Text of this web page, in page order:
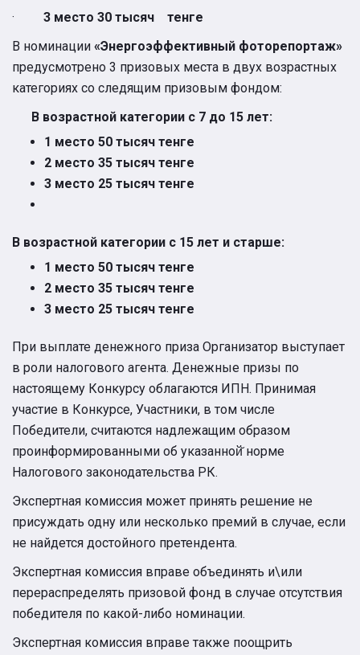
· 3 место 30 тысяч тенге
В номинации «Энергоэффективный фоторепортаж»
предусмотрено 3 призовых места в двух возрастных
категориях со следящим призовым фондом:
В возрастной категории с 7 до 15 лет:
1 место 50 тысяч тенге
2 место 35 тысяч тенге
3 место 25 тысяч тенге
В возрастной категории с 15 лет и старше:
1 место 50 тысяч тенге
2 место 35 тысяч тенге
3 место 25 тысяч тенге
При выплате денежного приза Организатор выступает
в роли налогового агента. Денежные призы по
настоящему Конкурсу облагаются ИПН. Принимая
участие в Конкурсе, Участники, в том числе
Победители, считаются надлежащим образом
проинформированными об указанной̆ норме
Налогового законодательства РК.
Экспертная комиссия может принять решение не
присуждать одну или несколько премий в случае, если
не найдется достойного претендента.
Экспертная комиссия вправе объединять и\или
перераспределять призовой фонд в случае отсутствия
победителя по какой-либо номинации.
Экспертная комиссия вправе также поощрить